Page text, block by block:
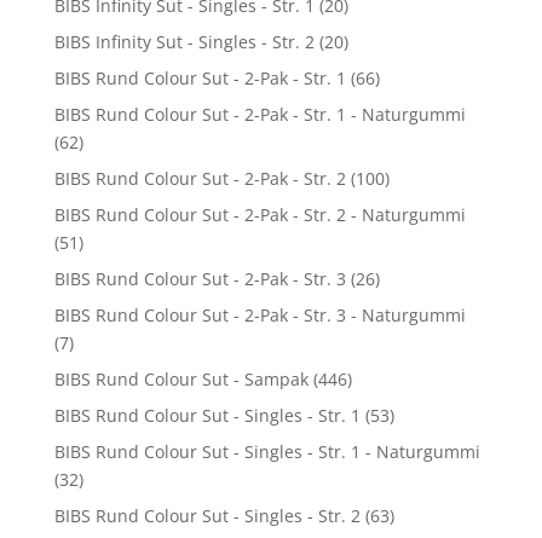
BIBS Infinity Sut - Singles - Str. 1 (20)
BIBS Infinity Sut - Singles - Str. 2 (20)
BIBS Rund Colour Sut - 2-Pak - Str. 1 (66)
BIBS Rund Colour Sut - 2-Pak - Str. 1 - Naturgummi
(62)
BIBS Rund Colour Sut - 2-Pak - Str. 2 (100)
BIBS Rund Colour Sut - 2-Pak - Str. 2 - Naturgummi
(51)
BIBS Rund Colour Sut - 2-Pak - Str. 3 (26)
BIBS Rund Colour Sut - 2-Pak - Str. 3 - Naturgummi
(7)
BIBS Rund Colour Sut - Sampak (446)
BIBS Rund Colour Sut - Singles - Str. 1 (53)
BIBS Rund Colour Sut - Singles - Str. 1 - Naturgummi
(32)
BIBS Rund Colour Sut - Singles - Str. 2 (63)